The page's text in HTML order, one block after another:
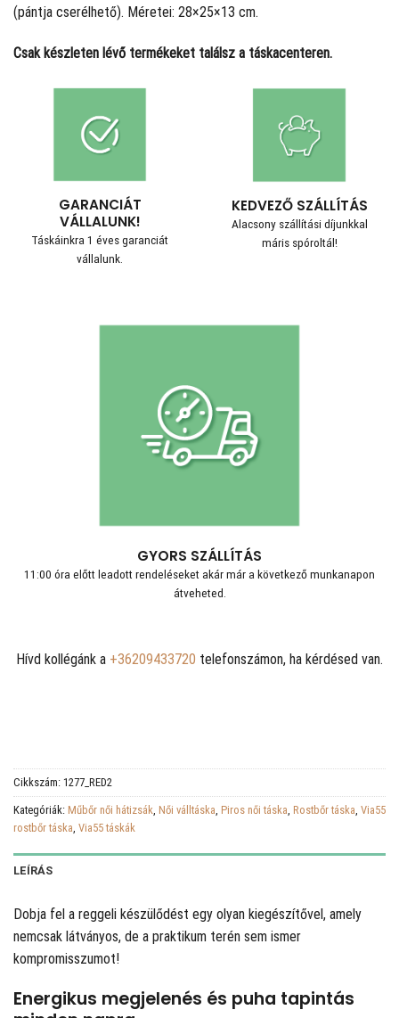
(pántja cserélhető). Méretei: 28×25×13 cm.
Csak készleten lévő termékeket találsz a táskacenteren.
GARANCIÁT
VÁLLALUNK!
Táskáinkra 1 éves garanciát
vállalunk.
KEDVEZŐ SZÁLLÍTÁS
Alacsony szállítási díjunkkal
máris spóroltál!
GYORS SZÁLLÍTÁS
11:00 óra előtt leadott rendeléseket akár már a következő munkanapon
átveheted.
Hívd kollégánk a +36209433720 telefonszámon, ha kérdésed van.
Cikkszám: 1277_RED2
Kategóriák: Műbőr női hátizsák, Női válltáska, Piros női táska, Rostbőr táska, Via55
rostbőr táska, Via55 táskák
LEÍRÁS
Dobja fel a reggeli készülődést egy olyan kiegészítővel, amely
nemcsak látványos, de a praktikum terén sem ismer
kompromisszumot!
Energikus megjelenés és puha tapintás